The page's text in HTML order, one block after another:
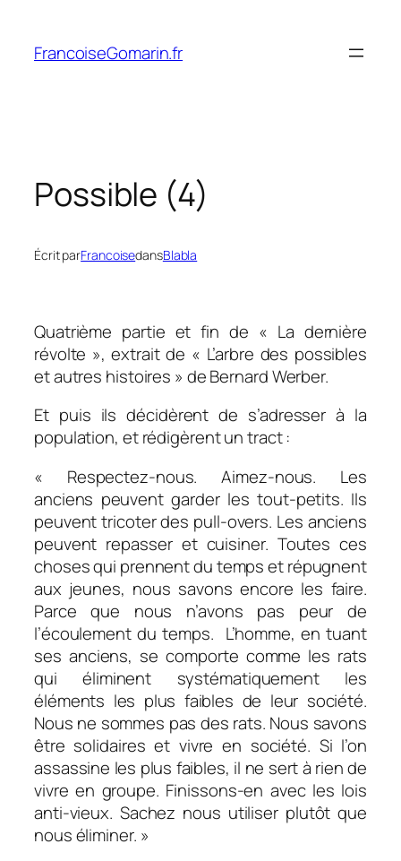
contenu
FrancoiseGomarin.fr
Possible (4)
Écrit parFrancoisedansBlabla
Quatrième partie et fin de « La dernière
révolte », extrait de « L’arbre des possibles
et autres histoires » de Bernard Werber.
Et puis ils décidèrent de s’adresser à la
population, et rédigèrent un tract :
« Respectez-nous. Aimez-nous. Les
anciens peuvent garder les tout-petits. Ils
peuvent tricoter des pull-overs. Les anciens
peuvent repasser et cuisiner. Toutes ces
choses qui prennent du temps et répugnent
aux jeunes, nous savons encore les faire.
Parce que nous n’avons pas peur de
l’écoulement du temps. L’homme, en tuant
ses anciens, se comporte comme les rats
qui éliminent systématiquement les
éléments les plus faibles de leur société.
Nous ne sommes pas des rats. Nous savons
être solidaires et vivre en société. Si l’on
assassine les plus faibles, il ne sert à rien de
vivre en groupe. Finissons-en avec les lois
anti-vieux. Sachez nous utiliser plutôt que
nous éliminer. »